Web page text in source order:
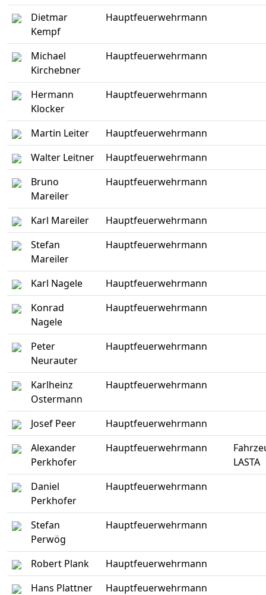
Dietmar
Kempf
Hauptfeuerwehrmann
Michael
Kirchebner
Hauptfeuerwehrmann
Hermann
Klocker
Hauptfeuerwehrmann
Martin Leiter
Hauptfeuerwehrmann
Walter Leitner
Hauptfeuerwehrmann
Bruno
Mareiler
Hauptfeuerwehrmann
Karl Mareiler
Hauptfeuerwehrmann
Stefan
Mareiler
Hauptfeuerwehrmann
Karl Nagele
Hauptfeuerwehrmann
Konrad
Nagele
Hauptfeuerwehrmann
Peter
Neurauter
Hauptfeuerwehrmann
Karlheinz
Ostermann
Hauptfeuerwehrmann
Josef Peer
Hauptfeuerwehrmann
Alexander
Perkhofer
Hauptfeuerwehrmann
LASTA
Daniel
Perkhofer
Hauptfeuerwehrmann
Stefan
Perwög
Hauptfeuerwehrmann
Robert Plank
Hauptfeuerwehrmann
Hans Plattner
Hauptfeuerwehrmann